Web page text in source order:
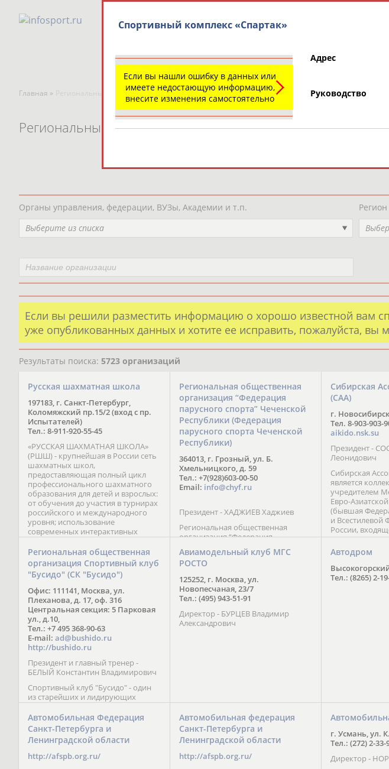
Главная » Региональные спортивные организации
Региональные спортивные организации
Органы управления, федерации, ВУЗы, Академии и т.п.
Выберите из списка
Регион
Если вы решили разместить информацию о хорошо известной вам
уже опубликованных данных и хотите ее исправить, пожалуйста, вы
Результаты поиска: 5723 организаций
Русская шахматная школа
197183, г. Санкт-Петербург,
Коломяжский пр.15/2 (вход с пр.
Испытателей)
Тел.: 8-911-920-55-45
«РУССКАЯ ШАХМАТНАЯ ШКОЛА»
(РШШ) - крупнейшая в России сеть
шахматных школ,
предоставляющая полный цикл
профессионального шахматного
образования для детей и взрослых:
от обучения до участия в турнирах
российского и международного
уровня; использование
современных интерактивных
методик подачи материала;
обучение на русском и английском
языках; специалисты с опытом
преподавания более 20 лет;
направленность на общее
развитие ребенка: проведение
творческих мастер-классов, уроков
по истории и литературе,
организация регулярных
шахматных сборов на спортивных
базах и в детских лагерях,
проведение встреч с выдающимися
шахматистами; корпоративное
обучение; онлайн обучение в
форме вебинаров и
индивидуальных занятий, круглые
столы российских и
международных тренеров,
трансляция мероприятий и
турниров.
Региональная общественная
организация “Федерация
парусного спорта” Чеченской
Республики (Федерация
парусного спорта Чеченской
Республики)
364013, г. Грозный, ул. Б.
Хмельницкого, д. 59
Тел.: +7(928)603-00-50
Email: info@chyf.ru
Президент - ХАДЖИЕВ Хаджиев
Региональная общественная
организация “Федерация
парусного спорта” Чеченской
Республики начала свою
деятельность в декабре 2016 года.
Миссия федерации состоит в
популяризации парусного спорта,
привлечении и содействии
развитию спорта в этом регионе и
спортсменов на российских и
международных соревнованиях.
Сибирская
(САА)
г.
Тел. 8-903-903-
aikido.nsk.su
Президент -
Леонидович
Сибирская
является
учредителем
Евро-
(бывшая
и Всестилевой
России,
России,
является С. В.
Региональная общественная
организация Спортивный клуб
"Бусидо" (СК "Бусидо")
Офис: 111141, Москва, ул.
Плеханова, д. 17, оф. 316
Центральная секция: 5 Парковая
ул., д.10,
Тел.: +7 495 368-90-63
E-mail: ad@bushido.ru
http://bushido.ru
Президент и главный тренер -
БЕЛЫЙ Константин Владимирович
Спортивный клуб "Бусидо" - один
из старейших и лидирующих
клубов России, изучающих и
развивающих различные боевые
искусства и, прежде всего, каратэ
Кёкусинкай - первого в мире стиля
контактного каратэ, получившего
огромное развитие во всем
мире. Однако, спектр интересов
Авиамодельный клуб МГС
РОСТО
125252, г. Москва, ул.
Новопесчаная, 23/7
Тел.: (495) 943-51-91
Директор - БУРЦЕВ Владимир
Александрович
Автодром
Тел.: (8265) 2-
Автомобильная Федерация
Санкт-Петербурга и
Ленинградской области
http://afspb.org.ru/
Автомобильная федерация
Санкт-Петербурга и
Ленинградской области
http://afspb.org.ru/
г. Усмань, ул.
Тел.: (272) 2-33-
Директор -
Спортивный комплекс «Спартак»
Если вы нашли ошибку в данных или
имеете недостающую информацию,
внесите изменения самостоятельно
Адрес
Руководство